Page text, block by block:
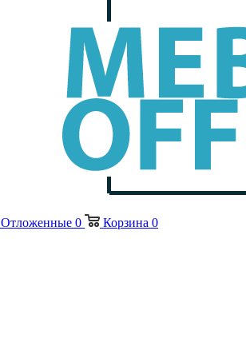
Отложенные 0 Корзина 0